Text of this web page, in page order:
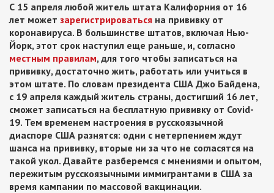
С 15 апреля любой житель штата Калифорния от 16
лет может зарегистрироваться на прививку от
коронавируса. В большинстве штатов, включая Нью-
Йорк, этот срок наступил еще раньше, и, согласно
местным правилам, для того чтобы записаться на
прививку, достаточно жить, работать или учиться в
этом штате. По словам президента США Джо Байдена,
с 19 апреля каждый житель страны, достигший 16 лет,
сможет записаться на бесплатную прививку от Covid-
19. Тем временем настроения в русскоязычной
диаспоре США разнятся: одни с нетерпением ждут
шанса на прививку, вторые ни за что не согласятся на
такой укол. Давайте разберемся с мнениями и опытом,
пережитым русскоязычными иммигрантами в США за
время кампании по массовой вакцинации.